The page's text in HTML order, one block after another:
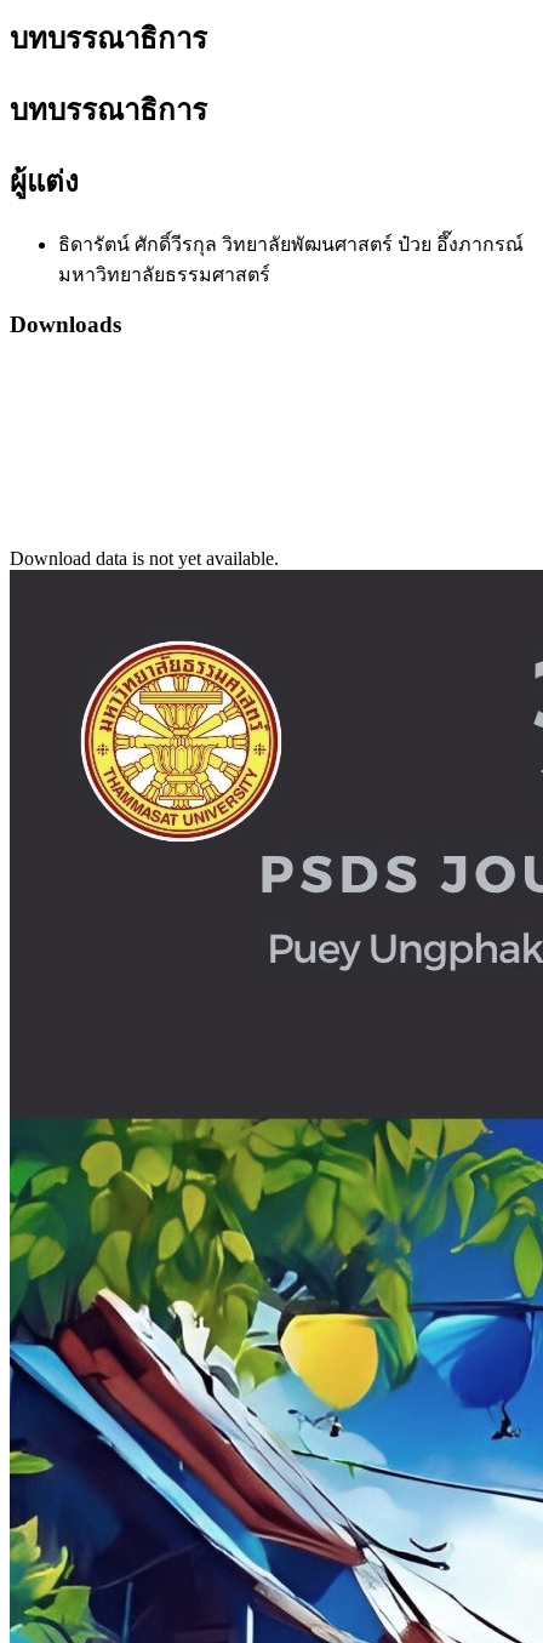
บทบรรณาธิการ
บทบรรณาธิการ
ผู้แต่ง
ธิดารัตน์ ศักดิ์วีรกุล วิทยาลัยพัฒนศาสตร์ ป๋วย อึ๊งภากรณ์
มหาวิทยาลัยธรรมศาสตร์
Downloads
Download data is not yet available.